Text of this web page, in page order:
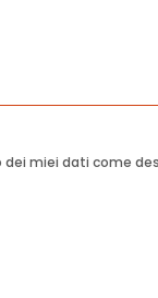
miei dati come